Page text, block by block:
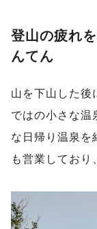
登山の疲れ
んてん
山を下山した後
ではの小さな温
な日帰り温泉を
も営業しており